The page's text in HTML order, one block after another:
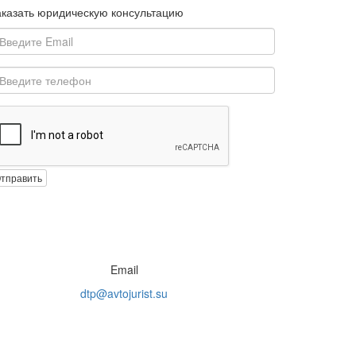
юридическую консультацию
Email
dtp@avtojurist.su